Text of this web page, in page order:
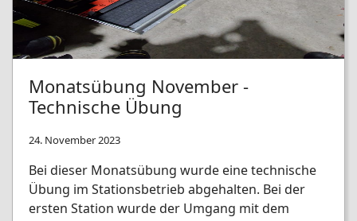
Monatsübung November -
Technische Übung
24. November 2023
Bei dieser Monatsübung wurde eine technische
Übung im Stationsbetrieb abgehalten. Bei der
ersten Station wurde der Umgang mit dem